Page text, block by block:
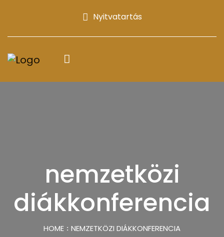
Nyitvatartás
nemzetközi
diákkonferencia
HOME NEMZETKÖZI DIÁKKONFERENCIA